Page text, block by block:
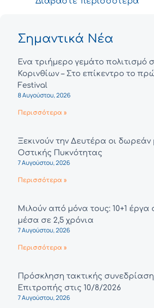
Σημαντικά Νέα
Ένα τριήμερο γεμάτο πολιτισμό
Κορινθίων – Στο επίκεντρο το
Festival
8 Αυγούστου, 2026
Περισσότερα »
Ξεκινούν την Δευτέρα οι δωρεάν
Οστικής Πυκνότητας
7 Αυγούστου, 2026
Περισσότερα »
Μιλούν από μόνα τους: 10+1 έργα
μέσα σε 2,5 χρόνια
7 Αυγούστου, 2026
Περισσότερα »
Πρόσκληση τακτικής
Επιτροπής στις 10/8/2026
7 Αυγούστου, 2026